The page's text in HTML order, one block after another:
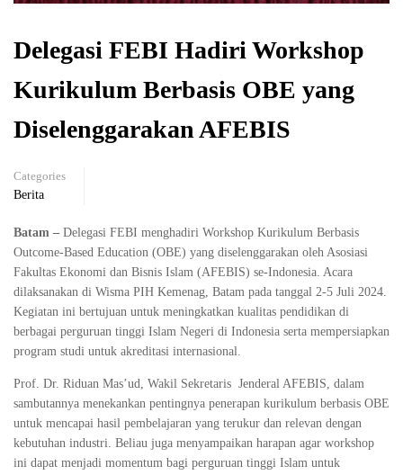
Delegasi FEBI Hadiri Workshop
Kurikulum Berbasis OBE yang
Diselenggarakan AFEBIS
Categories
Berita
Batam – Delegasi FEBI menghadiri Workshop Kurikulum Berbasis
Outcome-Based Education (OBE) yang diselenggarakan oleh Asosiasi
Fakultas Ekonomi dan Bisnis Islam (AFEBIS) se-Indonesia. Acara
dilaksanakan di Wisma PIH Kemenag, Batam pada tanggal 2-5 Juli 2024.
Kegiatan ini bertujuan untuk meningkatkan kualitas pendidikan di
berbagai perguruan tinggi Islam Negeri di Indonesia serta mempersiapkan
program studi untuk akreditasi internasional.
Prof. Dr. Riduan Mas’ud, Wakil Sekretaris Jenderal AFEBIS, dalam
sambutannya menekankan pentingnya penerapan kurikulum berbasis OBE
untuk mencapai hasil pembelajaran yang terukur dan relevan dengan
kebutuhan industri. Beliau juga menyampaikan harapan agar workshop
ini dapat menjadi momentum bagi perguruan tinggi Islam untuk